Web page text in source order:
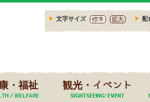
文字サイズ 標準 拡大 配
・福祉 観光・イベント